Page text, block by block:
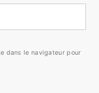
dans le navigateur pour